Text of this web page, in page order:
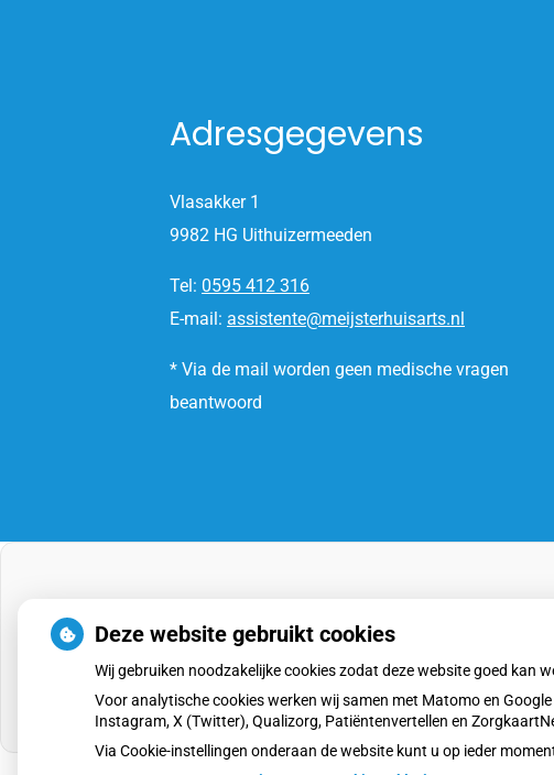
Adresgegevens
Vlasakker 1
9982 HG Uithuizermeeden
Tel: 0595 412 316
E-mail: assistente@meijsterhuisarts.nl
* Via de mail worden geen medische vragen
beantwoord
Deze website gebruikt cookies
Wij gebruiken noodzakelijke cookies zodat deze website goed kan
Voor analytische cookies werken wij samen met Matomo en
Instagram, X (Twitter), Qualizorg, Patiëntenvertellen en
Via Cookie-instellingen onderaan de website kunt u op ieder